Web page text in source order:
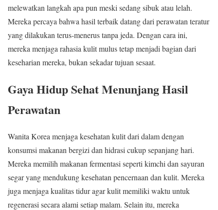
melewatkan langkah apa pun meski sedang sibuk atau lelah.
Mereka percaya bahwa hasil terbaik datang dari perawatan teratur
yang dilakukan terus-menerus tanpa jeda. Dengan cara ini,
mereka menjaga rahasia kulit mulus tetap menjadi bagian dari
keseharian mereka, bukan sekadar tujuan sesaat.
Gaya Hidup Sehat Menunjang Hasil
Perawatan
Wanita Korea menjaga kesehatan kulit dari dalam dengan
konsumsi makanan bergizi dan hidrasi cukup sepanjang hari.
Mereka memilih makanan fermentasi seperti kimchi dan sayuran
segar yang mendukung kesehatan pencernaan dan kulit. Mereka
juga menjaga kualitas tidur agar kulit memiliki waktu untuk
regenerasi secara alami setiap malam. Selain itu, mereka